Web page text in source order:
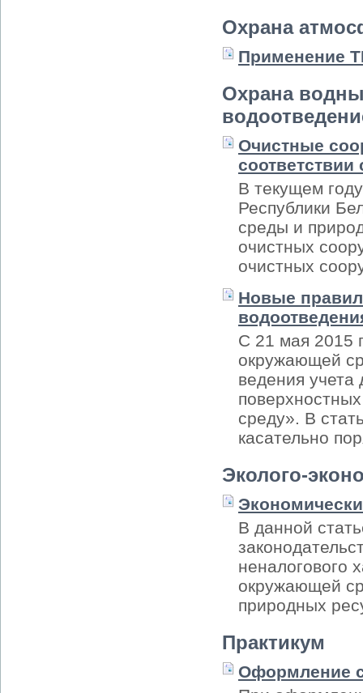
Охрана
Применение
Охрана
Очистные
В текущем
Республики
среды и
очистных
очистных
Новые
С 21 мая 2015
окружающей
ведения
среду». В
касательно
Эколого-
В данной
неналогового
окружающей
природных
Практикум
Оформление